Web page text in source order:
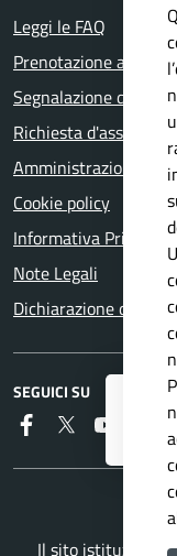
Leggi le FAQ
Prenotazione
Segnalazione
Richiesta d'assistenza
Amministrazione
Cookie policy
Informativa Privacy
Note Legali
Dichiarazione di
SEGUICI SU
FaceboookTwitter
Il sito